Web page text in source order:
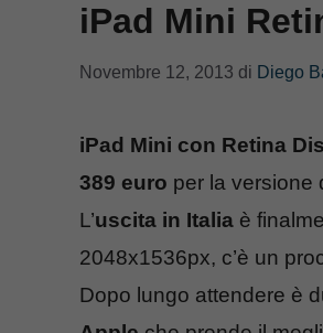
iPad Mini
Novembre 12, 2013 di Diego
iPad Mini con Retina
389 euro per la versione
L’uscita in Italia è
2048x1536px, c’è un
Dopo lungo attendere è